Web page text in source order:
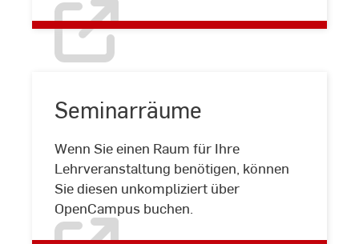
Seminarräume
Wenn Sie einen Raum für Ihre
Lehrveranstaltung benötigen, können
Sie diesen unkompliziert über
OpenCampus buchen.
Seminarräume